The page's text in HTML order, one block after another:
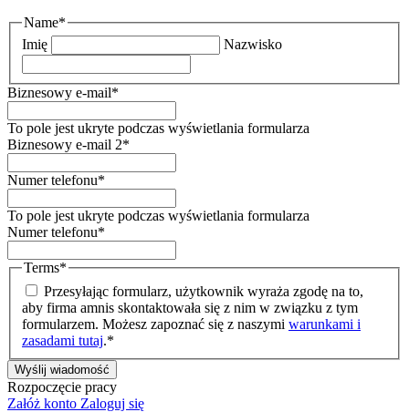
Name*
Imię
Nazwisko
Biznesowy e-mail*
To pole jest ukryte podczas wyświetlania formularza
Biznesowy e-mail 2*
Numer telefonu*
To pole jest ukryte podczas wyświetlania formularza
Numer telefonu*
Terms*
Przesyłając formularz, użytkownik wyraża zgodę na to,
aby firma amnis skontaktowała się z nim w związku z tym
formularzem. Możesz zapoznać się z naszymi warunkami i
zasadami tutaj.*
Rozpoczęcie pracy
Załóż konto Zaloguj się